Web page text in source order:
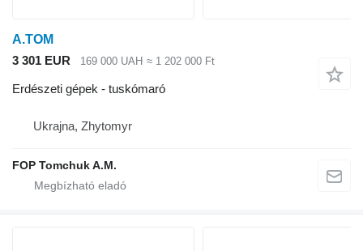
A.TOM
3 301 EUR
169 000 UAH ≈ 1 202 000 Ft
Erdészeti gépek - tuskómaró
Ukrajna, Zhytomyr
FOP Tomchuk A.M.